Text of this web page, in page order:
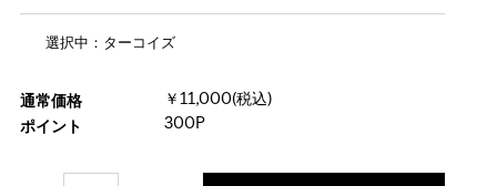
選択中：ターコイズ
通常価格
￥11,000(税込)
ポイント
300P